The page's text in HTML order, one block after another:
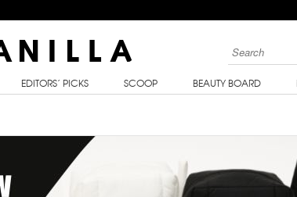
EDITORS’ PICKS SCOOP BEAUTY BOARD